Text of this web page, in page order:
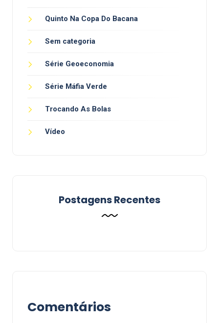
Quinto Na Copa Do Bacana
Sem categoria
Série Geoeconomia
Série Máfia Verde
Trocando As Bolas
Vídeo
Postagens Recentes
Comentários